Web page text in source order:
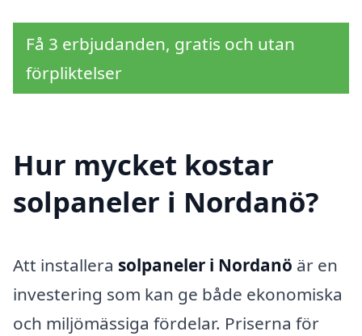
Få 3 erbjudanden, gratis och utan
förpliktelser
Hur mycket kostar
solpaneler i Nordanö?
Att installera solpaneler i Nordanö är en
investering som kan ge både ekonomiska
och miljömässiga fördelar. Priserna för